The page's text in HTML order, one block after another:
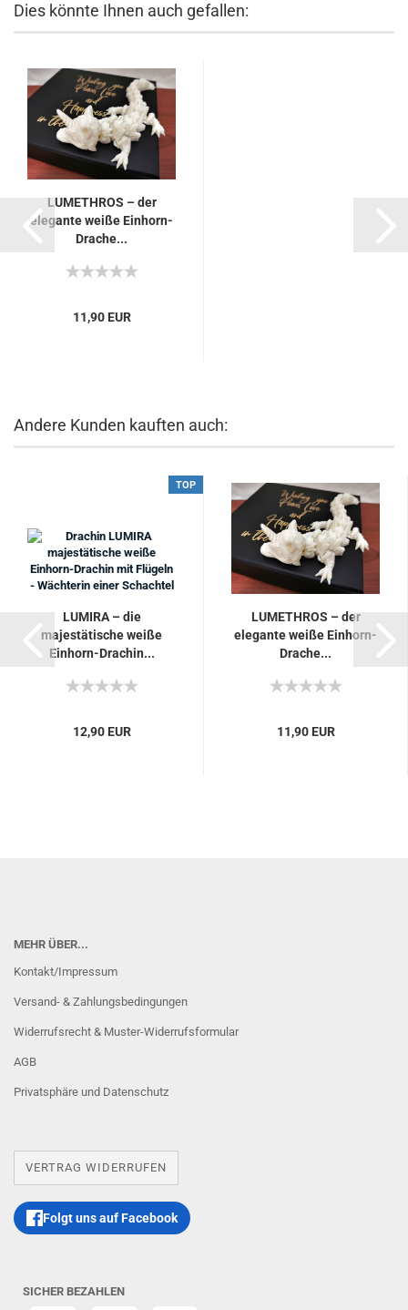
Dies könnte Ihnen auch gefallen:
LUMETHROS – der
elegante weiße Einhorn-
Drache...
11,90 EUR
Andere Kunden kauften auch:
TOP
LUMIRA – die
majestätische weiße
Einhorn-Drachin...
12,90 EUR
LUMETHROS – der
elegante weiße Einhorn-
Drache...
11,90 EUR
MEHR ÜBER...
Kontakt/Impressum
Versand- & Zahlungsbedingungen
Widerrufsrecht & Muster-Widerrufsformular
AGB
Privatsphäre und Datenschutz
VERTRAG WIDERRUFEN
Folgt uns auf Facebook
SICHER BEZAHLEN